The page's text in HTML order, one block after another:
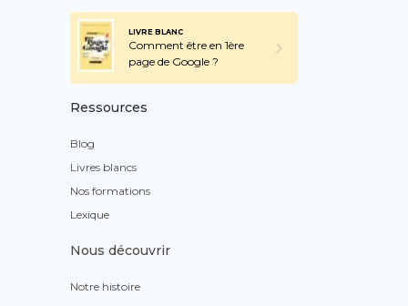
LIVRE BLANC
Comment être en 1ère
page de Google ?
Ressources
Blog
Livres blancs
Nos formations
Lexique
Nous découvrir
Notre histoire